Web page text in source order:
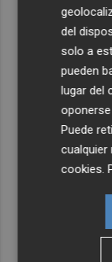
del
solo a
pueden
lugar del
Puede
cookies .